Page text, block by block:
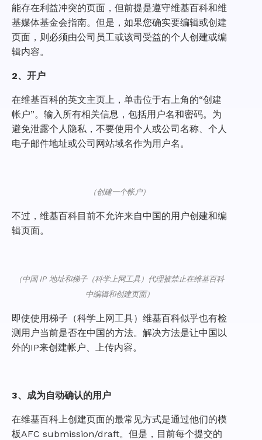
能存在利益冲突的页面，但前提是遵守维基百科和维
基媒体基金会指南。但是，如果您确实要编辑或创建
页面，则必须由公司员工或该司受益的个人创建或编
辑内容。
2、开户
在维基百科的英文主页上，单击位于右上角的“创建
帐户”。输入所有相关信息，包括用户名和密码。为
避免泄露个人隐私，不要使用个人或公司名称、个人
电子邮件地址或公司网站域名作为用户名。
（创建一个帐户）
不过，维基百科目前不允许来自中国的用户创建和编
辑页面。
（中国 IP 地址和梯子（科学上网工具）代理被禁止在维基百科
中编辑和创建页面）
即使使用梯子（科学上网工具）维基百科似乎也有检
测用户当前是否在中国的方法。解决方法是让中国以
外的IP来创建帐户、上传内容。
3、成为自动确认的用户
在维基百科上创建页面的最常见方式是通过他们的模
板AFC submission/draft。但是，目前每个提交的